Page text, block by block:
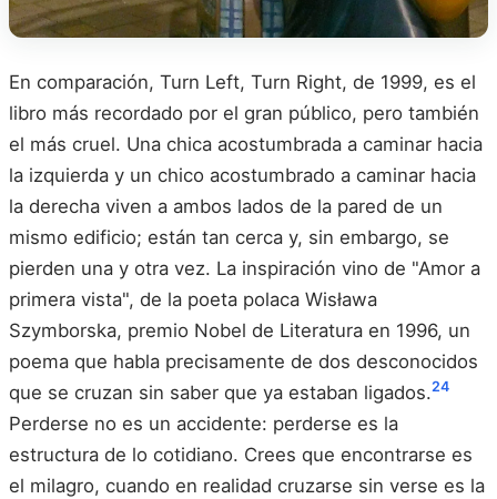
En comparación, Turn Left, Turn Right, de 1999, es el
libro más recordado por el gran público, pero también
el más cruel. Una chica acostumbrada a caminar hacia
la izquierda y un chico acostumbrado a caminar hacia
la derecha viven a ambos lados de la pared de un
mismo edificio; están tan cerca y, sin embargo, se
pierden una y otra vez. La inspiración vino de "Amor a
primera vista", de la poeta polaca Wisława
Szymborska, premio Nobel de Literatura en 1996, un
poema que habla precisamente de dos desconocidos
que se cruzan sin saber que ya estaban ligados.24
Perderse no es un accidente: perderse es la
estructura de lo cotidiano. Crees que encontrarse es
el milagro, cuando en realidad cruzarse sin verse es la